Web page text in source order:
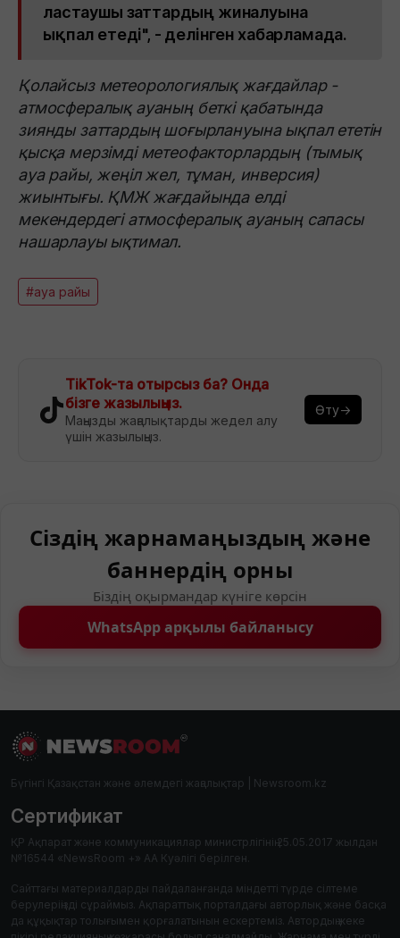
ластаушы заттардың жиналуына
ықпал етеді", - делінген хабарламада.
Қолайсыз метеорологиялық жағдайлар -
атмосфералық ауаның беткі қабатында
зиянды заттардың шоғырлануына ықпал ететін
қысқа мерзімді метеофакторлардың (тымық
ауа райы, жеңіл жел, тұман, инверсия)
жиынтығы. ҚМЖ жағдайында елді
мекендердегі атмосфералық ауаның сапасы
нашарлауы ықтимал.
#ауа райы
TikTok-та отырсыз ба? Онда
бізге жазылыңыз.
Маңызды жаңалықтарды жедел алу
үшін жазылыңыз.
Өту→
Сіздің жарнамаңыздың және
баннердің орны
Біздің оқырмандар күніге көрсін
WhatsApp арқылы байланысу
Бүгінгі Қазақстан және әлемдегі жаңалықтар | Newsroom.kz
Сертификат
ҚР Ақпарат және коммуникациялар министрлігінің 25.05.2017 жылдан
№16544 «NewsRoom +» АА Куәлігі берілген.
Сайттағы материалдарды пайдаланғанда міндетті түрде сілтеме
берулеріңізді сұраймыз. Ақпараттық порталдағы авторлық және басқа
да құқықтар толығымен қорғалатынын ескертеміз. Автордың жеке